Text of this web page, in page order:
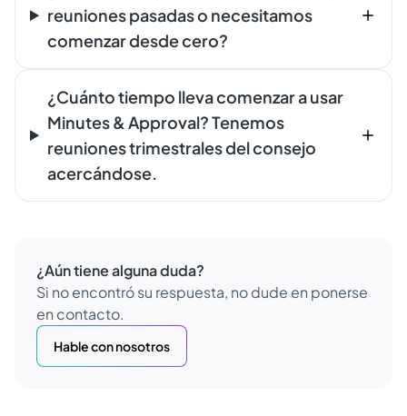
reuniones pasadas o necesitamos
comenzar desde cero?
¿Cuánto tiempo lleva comenzar a usar
Minutes & Approval? Tenemos
reuniones trimestrales del consejo
acercándose.
¿Aún tiene alguna duda?
Si no encontró su respuesta, no dude en ponerse
en contacto.
Hable con nosotros